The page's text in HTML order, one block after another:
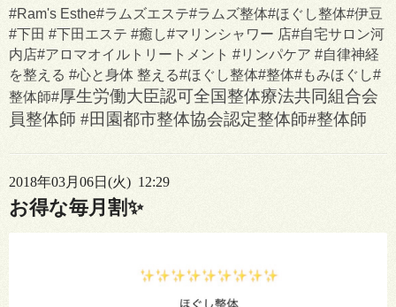
#Ram's Esthe#ラムズエステ#ラムズ整体#ほぐし整体#伊豆
#下田 #下田エステ #癒し#マリンシャワー 店#自宅サロン河
内店#アロマオイルトリートメント #リンパケア #自律神経
を整える #心と身体 整える#ほぐし整体#整体#もみほぐし#
整体師#厚生労働大臣認可全国整体療法共同組合会
員整体師 #田園都市整体協会認定整体師#整体師
2018年03月06日(火) 12:29
お得な毎月割✨